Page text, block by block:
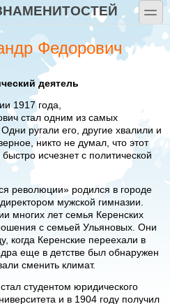
toggle
Федорович
деятель
1917 года,
стал одним из самых
ругали его, другие хвалили и
никто не думал, что этот
исчезнет с политической
революции» родился в городе
мужской гимназии.
многих лет семья Керенских
с семьей Ульяновых. Они
когда Керенские переехали в
еще в детстве был обнаружен
сменить климат.
студентом юридического
и в 1904 году получил